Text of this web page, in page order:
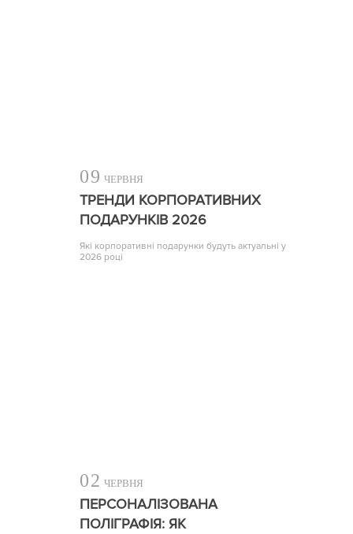
09 ЧЕРВНЯ
ТРЕНДИ КОРПОРАТИВНИХ
ПОДАРУНКІВ 2026
Які корпоративні подарунки будуть актуальні у
2026 році
02 ЧЕРВНЯ
ПЕРСОНАЛІЗОВАНА
ПОЛІГРАФІЯ: ЯК